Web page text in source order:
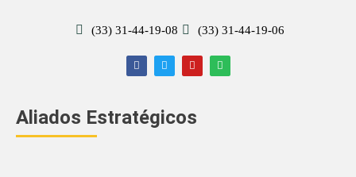
(33) 31-44-19-08 (33) 31-44-19-06
Aliados Estratégicos